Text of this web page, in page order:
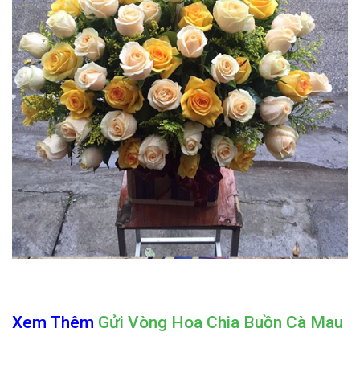
Xem Thêm Gửi Vòng Hoa Chia Buồn Cà Mau